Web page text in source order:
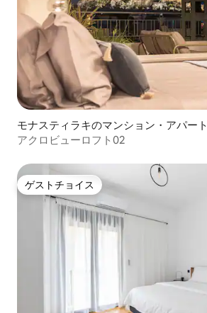
モナスティラキのマンション・アパート
アクロビューロフト02
ゲストチョイス
ゲストチョイス